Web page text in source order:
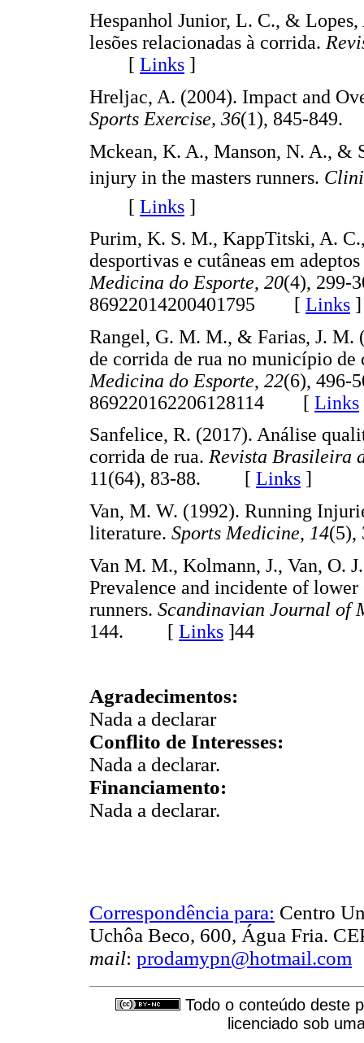
Hespanhol Junior, L. C., &
lesões relacionadas à corrida.
[ Links ]
Hreljac, A. (2004). Impact and
Sports Exercise, 36(1), 845-
Mckean, K. A., Manson, N. A., &
injury in the masters runners.
[ Links ]
Purim, K. S. M., KappTitski, A.
desportivas e cutâneas em
Medicina do Esporte, 20(4), 299-
86922014200401795 [ Links ]
Rangel, G. M. M., & Farias, J. M.
de corrida de rua no município
Medicina do Esporte, 22(6), 496-
869220162206128114 [ Links
Sanfelice, R. (2017). Análise
corrida de rua. Revista Brasileira
11(64), 83-88. [ Links ]
Van, M. W. (1992). Running
literature. Sports Medicine, 14
Van M. M., Kolmann, J., Van, O.
Prevalence and incidente of
runners. Scandinavian Journal of
144. [ Links ]44
Agradecimentos:
Nada a declarar
Conflito de Interesses:
Nada a declarar.
Financiamento:
Nada a declarar.
Correspondência para: Centro
Uchôa Beco, 600, Água Fria.
mail: prodamypn@hotmail.com
Todo o conteúdo deste
licenciado sob